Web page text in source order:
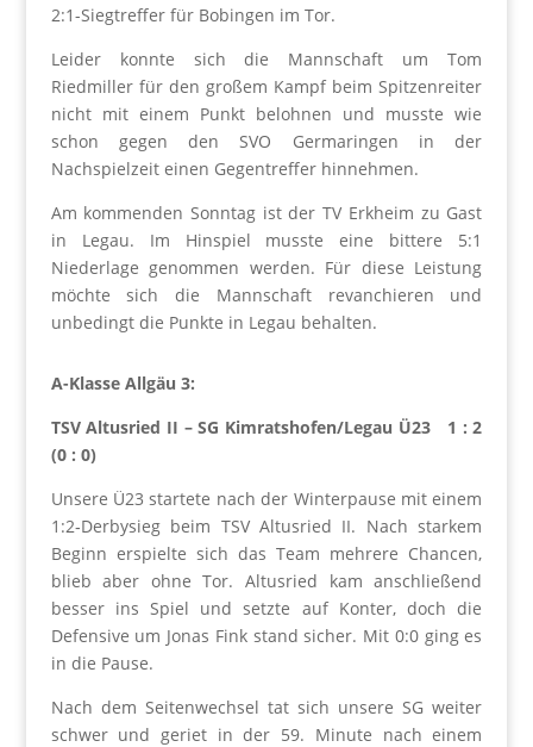
2:1-Siegtreffer für Bobingen im Tor.
Leider konnte sich die Mannschaft um Tom
Riedmiller für den großem Kampf beim Spitzenreiter
nicht mit einem Punkt belohnen und musste wie
schon gegen den SVO Germaringen in der
Nachspielzeit einen Gegentreffer hinnehmen.
Am kommenden Sonntag ist der TV Erkheim zu Gast
in Legau. Im Hinspiel musste eine bittere 5:1
Niederlage genommen werden. Für diese Leistung
möchte sich die Mannschaft revanchieren und
unbedingt die Punkte in Legau behalten.
A-Klasse Allgäu 3:
TSV Altusried II – SG Kimratshofen/Legau Ü23 1 : 2
(0 : 0)
Unsere Ü23 startete nach der Winterpause mit einem
1:2‑Derbysieg beim TSV Altusried II. Nach starkem
Beginn erspielte sich das Team mehrere Chancen,
blieb aber ohne Tor. Altusried kam anschließend
besser ins Spiel und setzte auf Konter, doch die
Defensive um Jonas Fink stand sicher. Mit 0:0 ging es
in die Pause.
Nach dem Seitenwechsel tat sich unsere SG weiter
schwer und geriet in der 59. Minute nach einem